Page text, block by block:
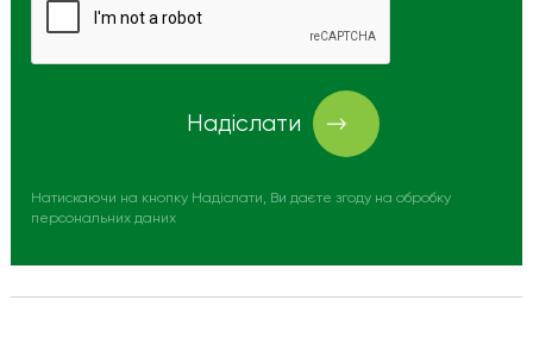
Надіслати
Натискаючи на кнопку Надіслати, Ви даєте згоду на обробку
персональних даних